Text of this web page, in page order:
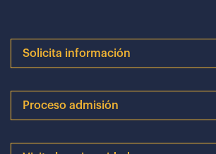
Solicita información
Proceso admisión